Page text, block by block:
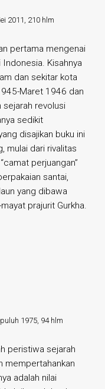
2011, 210 hlm
pertama mengenai
Kisahnya
dan sekitar kota
Maret 1946 dan
sejarah revolusi
sedikit
disajikan buku ini
mulai dari rivalitas
perjuangan”
santai,
yang dibawa
prajurit Gurkha.
1975, 94 hlm
peristiwa sejarah
mempertahankan
adalah nilai